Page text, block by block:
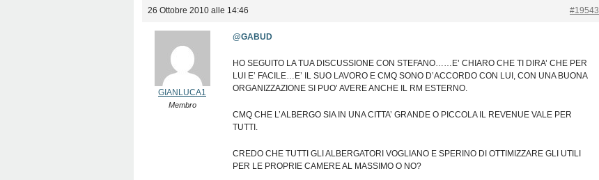
26 Ottobre 2010 alle 14:46 #19543
GIANLUCA1
Membro
@GABUD
HO SEGUITO LA TUA DISCUSSIONE CON STEFANO……E’ CHIARO CHE TI DIRA’ CHE PER
LUI E’ FACILE…E’ IL SUO LAVORO E CMQ SONO D’ACCORDO CON LUI, CON UNA BUONA
ORGANIZZAZIONE SI PUO’ AVERE ANCHE IL RM ESTERNO.
CMQ CHE L’ALBERGO SIA IN UNA CITTA’ GRANDE O PICCOLA IL REVENUE VALE PER
TUTTI.
CREDO CHE TUTTI GLI ALBERGATORI VOGLIANO E SPERINO DI OTTIMIZZARE GLI UTILI
PER LE PROPRIE CAMERE AL MASSIMO O NO?